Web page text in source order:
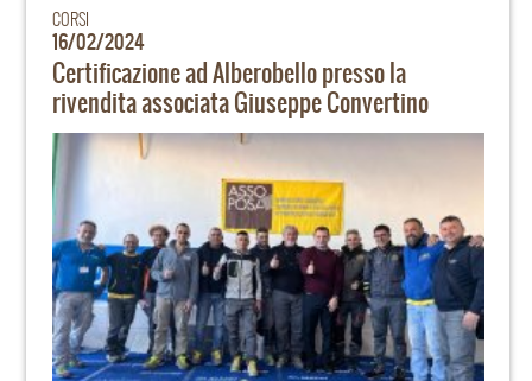
CORSI
16/02/2024
Certificazione ad Alberobello presso la
rivendita associata Giuseppe Convertino